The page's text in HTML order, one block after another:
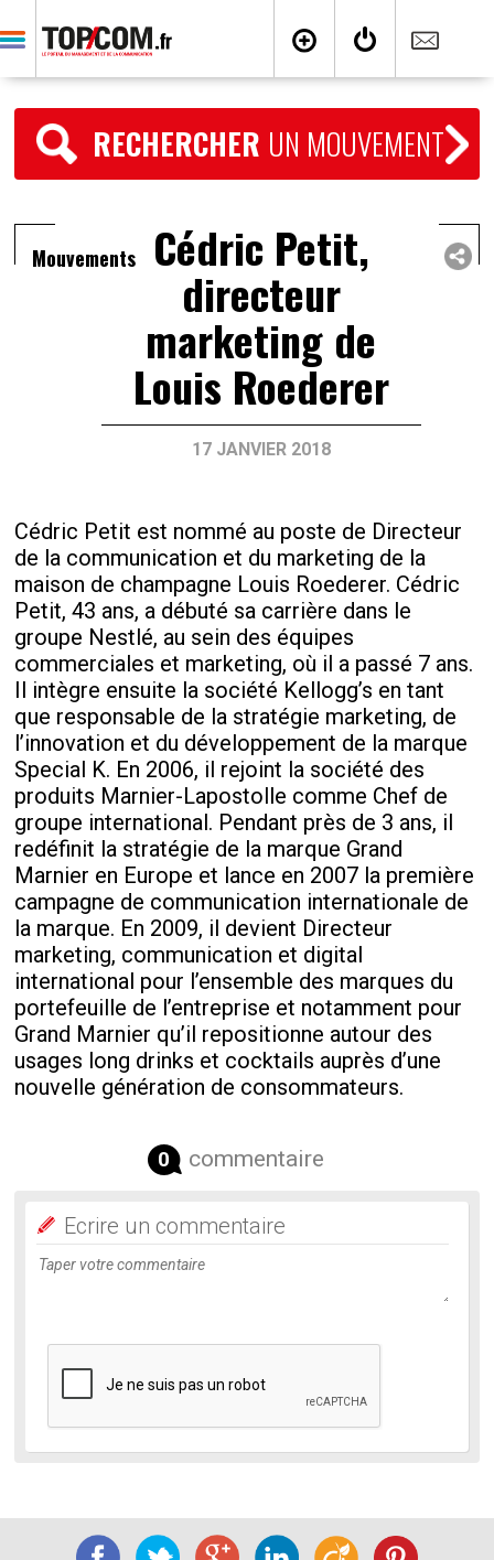
RECHERCHER UN MOUVEMENT
Mouvements Cédric Petit,
directeur
marketing de
Louis Roederer
17 JANVIER 2018
Cédric Petit est nommé au poste de Directeur
de la communication et du marketing de la
maison de champagne Louis Roederer. Cédric
Petit, 43 ans, a débuté sa carrière dans le
groupe Nestlé, au sein des équipes
commerciales et marketing, où il a passé 7 ans.
Il intègre ensuite la société Kellogg’s en tant
que responsable de la stratégie marketing, de
l’innovation et du développement de la marque
Special K. En 2006, il rejoint la société des
produits Marnier-Lapostolle comme Chef de
groupe international. Pendant près de 3 ans, il
redéfinit la stratégie de la marque Grand
Marnier en Europe et lance en 2007 la première
campagne de communication internationale de
la marque. En 2009, il devient Directeur
marketing, communication et digital
international pour l’ensemble des marques du
portefeuille de l’entreprise et notamment pour
Grand Marnier qu’il repositionne autour des
usages long drinks et cocktails auprès d’une
nouvelle génération de consommateurs.
0 commentaire
Ecrire un commentaire